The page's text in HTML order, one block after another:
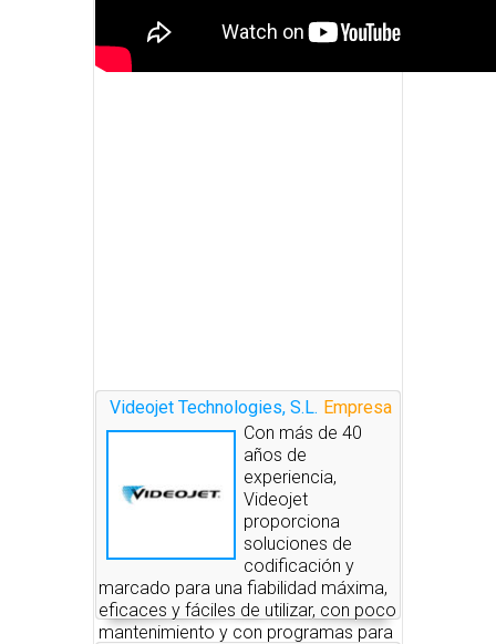
Empresa
Videojet Technologies, S.L.
Con más de 40
años de
experiencia,
Videojet
proporciona
soluciones de
codificación y
marcado para una fiabilidad máxima,
eficaces y fáciles de utilizar, con poco
mantenimiento y con programas para